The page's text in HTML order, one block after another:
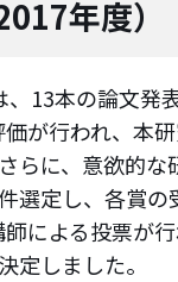
年度）
13本の論文発
が行われ、本
らに、意欲的
選定し、各賞
による投票が
定しました。